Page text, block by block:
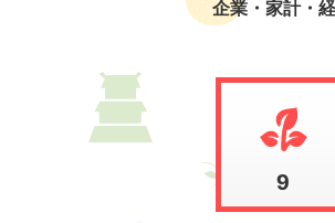
企業・家計・
9